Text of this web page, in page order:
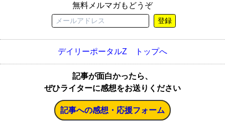
無料メルマガもどうぞ
登録
デイリーポータルZ トップへ
記事が面白かったら、
ぜひライターに感想をお送りください
記事への感想・応援フォーム